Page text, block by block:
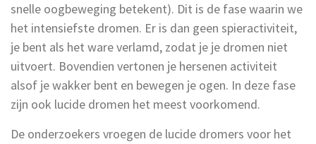
snelle oogbeweging betekent). Dit is de fase waarin we
het intensiefste dromen. Er is dan geen spieractiviteit,
je bent als het ware verlamd, zodat je je dromen niet
uitvoert. Bovendien vertonen je hersenen activiteit
alsof je wakker bent en bewegen je ogen. In deze fase
zijn ook lucide dromen het meest voorkomend.
De onderzoekers vroegen de lucide dromers voor het